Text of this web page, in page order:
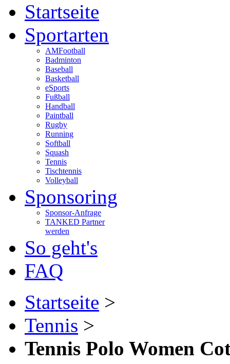
Startseite
Sportarten
AMFootball
Badminton
Baseball
Basketball
eSports
Fußball
Handball
Paintball
Rugby
Running
Softball
Squash
Tennis
Tischtennis
Volleyball
Sponsoring
Sponsor-Anfrage
TANKED Partner
werden
So geht's
FAQ
Startseite >
Tennis >
Tennis Polo Women